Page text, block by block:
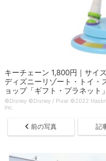
キーチェーン 1,800円｜サイ
ディズニーリゾート・トイ・
ョップ「ギフト・プラネット」
©Disney ©Disney / Pixar ©2022
Inc.
前の写真 記